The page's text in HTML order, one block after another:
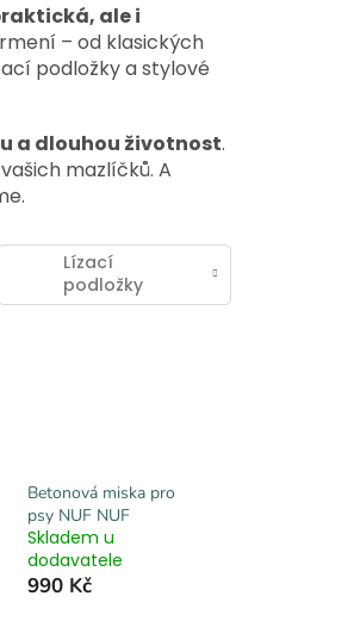
ale i
– od klasických
podložky a stylové
a dlouhou životnost.
mazlíčků. A
Lízací
podložky
Betonová miska pro
psy NUF NUF
Skladem u
dodavatele
990 Kč